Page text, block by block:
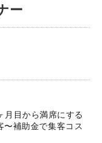
ー
月目から満席にする
〜補助金で集客コス